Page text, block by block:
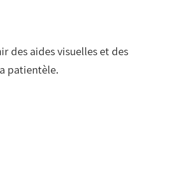
des aides visuelles et des
patientèle.